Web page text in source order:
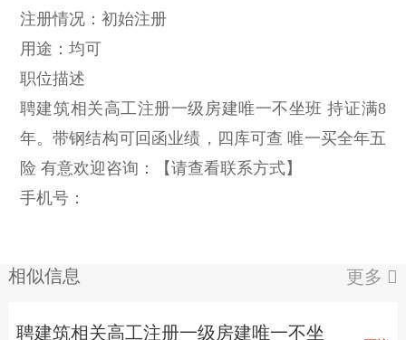
注册情况：初始注册
用途：均可
职位描述
聘建筑相关高工注册一级房建唯一不坐班 持证满8
年。带钢结构可回函业绩，四库可查 唯一买全年五
险 有意欢迎咨询：【请查看联系方式】
手机号：
相似信息 更多 
聘建筑相关高工注册一级房建唯一不坐